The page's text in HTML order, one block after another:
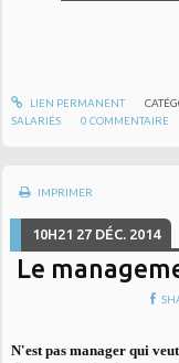
LIEN PERMANENT
SALARIÉS
0 COMMENTAIRE
IMPRIMER
10H21 27 DÉC. 2014
Le
N'est pas manager qui